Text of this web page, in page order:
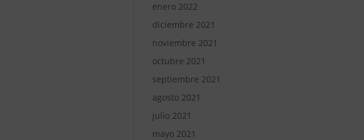
enero 2022
diciembre 2021
noviembre 2021
octubre 2021
septiembre 2021
agosto 2021
julio 2021
mayo 2021